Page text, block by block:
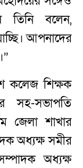
বলেন,
আপনাদের
কলেজ শিক্ষক
সহ-সভাপতি
জেলা শাখার
অধ্যক্ষ সমীর
অধ্যক্ষ